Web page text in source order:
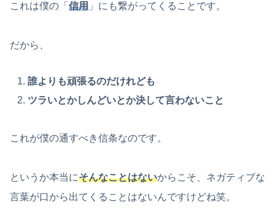
これは僕の「 信用 」にも繋がってくることです。
だから、
誰よりも頑張るのだけれども
ツラいとかしんどいとか決して言わないこと
これが僕の通すべき信条なのです。
というか本当にそんなことはないからこそ、ネガティブな
言葉が口から出てくることはないんですけどね笑。